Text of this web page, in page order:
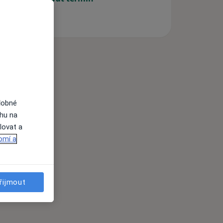
na
a
a